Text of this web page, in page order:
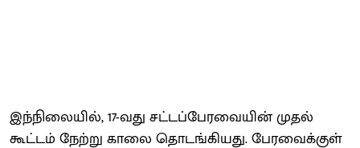
இந்நிலையில், 17-வது சட்டப்பேரவையின் முதல்
கூட்டம் நேற்று காலை தொடங்கியது. பேரவைக்குள்